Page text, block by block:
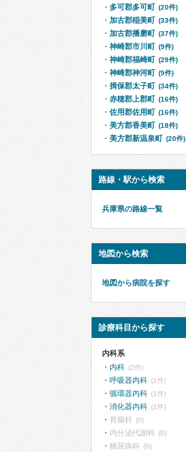
多可郡多可町 (20件)
加古郡稲美町 (33件)
加古郡播磨町 (37件)
神崎郡市川町 (9件)
神崎郡福崎町 (29件)
神崎郡神河町 (9件)
揖保郡太子町 (34件)
赤穂郡上郡町 (16件)
佐用郡佐用町 (16件)
美方郡香美町 (18件)
美方郡新温泉町 (20件)
路線・駅から検索
兵庫県の路線一覧
地図から検索
地図から病院を探す
診療科目から探す
内科系
内科 (2件)
呼吸器内科 (1件)
循環器内科 (1件)
消化器内科 (1件)
胃腸科 (0)
内分泌代謝科 (0)
糖尿病科 (0)